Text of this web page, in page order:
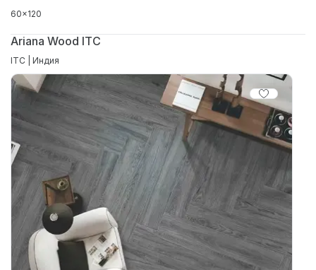
60x120
Ariana Wood ITC
ITC | Индия